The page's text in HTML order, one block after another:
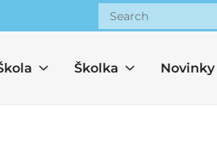
Školka Novinky